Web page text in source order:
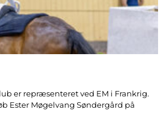
er repræsenteret ved EM i Frankrig.
Ester Møgelvang Søndergård på